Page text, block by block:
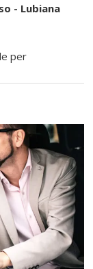
- Lubiana
per